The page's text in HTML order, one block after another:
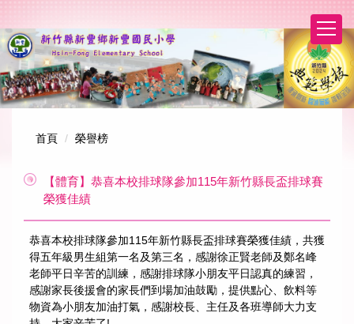
到
主
要
內
容
區
首頁 榮譽榜
【體育】恭喜本校排球隊參加115年新竹縣長盃排球賽
榮獲佳績
恭喜本校排球隊參加115年新竹縣長盃排球賽榮獲佳績，共獲
得五年級男生組第一名及第三名，感謝徐正賢老師及鄭名峰
老師平日辛苦的訓練，感謝排球隊小朋友平日認真的練習，
感謝家長後援會的家長們到場加油鼓勵，提供點心、飲料等
物資為小朋友加油打氣，感謝校長、主任及各班導師大力支